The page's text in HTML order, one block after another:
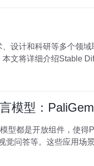
设计和科研等多个领
文将详细介绍Stable
模型：
觉问答等。这些应用场